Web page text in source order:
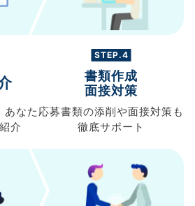
あなた
介
STEP.4
書類作成
面接対策
応募書類の添削や面接対策も
徹底サポート